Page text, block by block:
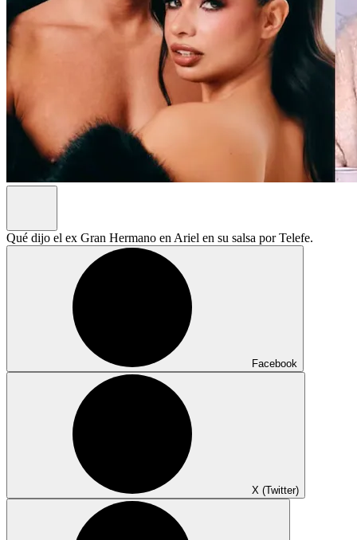
Qué dijo el ex Gran Hermano en Ariel en su salsa por Telefe.
Facebook
X (Twitter)